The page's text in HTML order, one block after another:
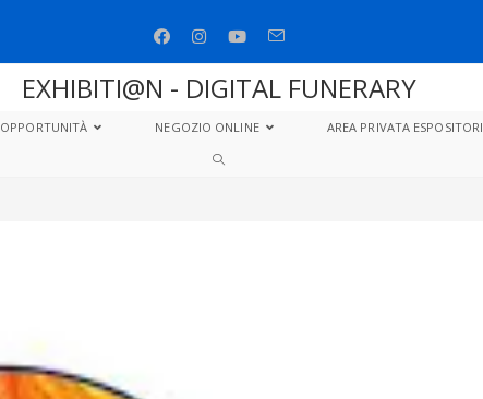
EXHIBITI@N - DIGITAL FUNERARY
OPPORTUNITÀ NEGOZIO ONLINE AREA PRIVATA ESPOSITORI